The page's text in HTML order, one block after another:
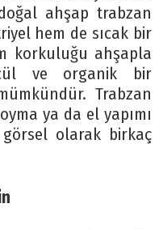
ahşap trabzan
hem de sıcak bir
korkuluğu ahşapla
ve organik bir
Trabzan
ya da el yapımı
olarak birkaç